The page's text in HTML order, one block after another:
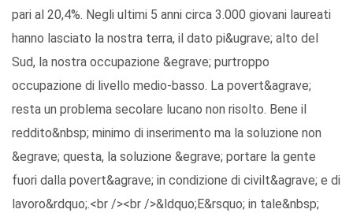
pari al 20,4%. Negli ultimi 5 anni circa 3.000 giovani laureati
hanno lasciato la nostra terra, il dato pi&ugrave; alto del
Sud, la nostra occupazione &egrave; purtroppo
occupazione di livello medio-basso. La povert&agrave;
resta un problema secolare lucano non risolto. Bene il
reddito&nbsp; minimo di inserimento ma la soluzione non
&egrave; questa, la soluzione &egrave; portare la gente
fuori dalla povert&agrave; in condizione di civilt&agrave; e di
lavoro&rdquo;.<br /><br />&ldquo;E&rsquo; in tale&nbsp;